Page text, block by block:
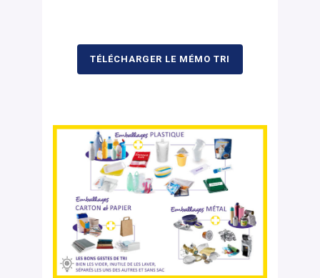
TÉLÉCHARGER LE MÉMO TRI